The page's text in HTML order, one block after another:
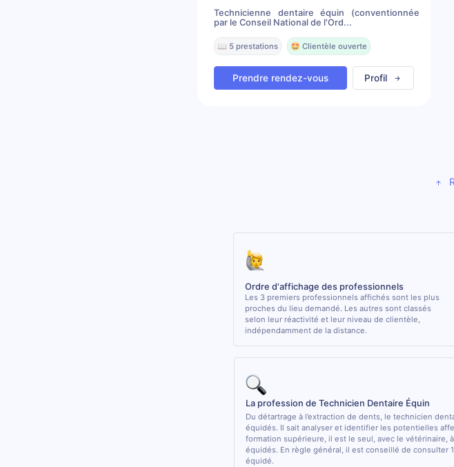
Technicienne dentaire équin (conventionnée
par le Conseil National de l'Ord...
📖 5 prestations 🤩 Clientèle ouverte
Prendre rendez-vous Profil
Ordre d'affichage des professionnels
Les 3 premiers professionnels affichés sont les plus
proches du lieu demandé. Les autres sont classés
selon leur réactivité et leur niveau de clientèle,
indépendamment de la distance.
La profession de Technicien Dentaire Équin
Du détartrage à l’extraction de dents, le technicien
équidés. Il sait analyser et identifier les potentielles
formation supérieure, il est le seul, avec le vétérinaire,
équidés. En règle général, il est conseillé de consulter
équidé.